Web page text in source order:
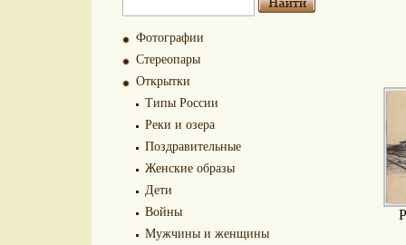
Фотографии
Стереопары
Открытки
Типы России
Реки и озера
Поздравительные
Женские образы
Дети
Войны
Мужчины и женщины